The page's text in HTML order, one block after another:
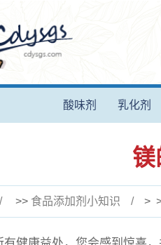
酸味剂 乳化剂
>> 食品添加剂小知识 >